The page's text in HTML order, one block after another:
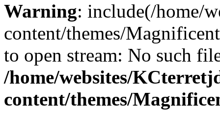
Warning: include(/home/
content/themes/
to open stream: No such
/home/websites/
content/themes/